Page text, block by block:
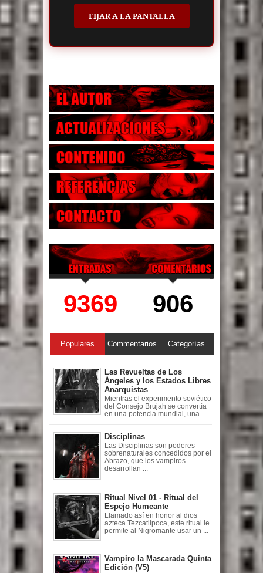
FIJAR A LA PANTALLA
9369 906
Populares Commentarios Categorías
Las Revueltas de Los
Ángeles y los Estados Libres
Anarquistas
Mientras el experimento soviético
del Consejo Brujah se convertía
en una potencia mundial, una ...
Disciplinas
Las Disciplinas son poderes
sobrenaturales concedidos por el
Abrazo, que los vampiros
desarrollan ...
Ritual Nivel 01 - Ritual del
Espejo Humeante
Llamado así en honor al dios
azteca Tezcatlipoca, este ritual le
permite al Nigromante usar un ...
Vampiro la Mascarada Quinta
Edición (V5)